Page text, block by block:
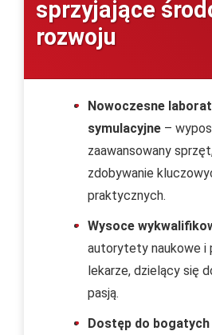
sprzyjające
rozwoju
Nowoczesne
symulacyjne –
zaawansowany
zdobywanie
praktycznych.
Wysoce
autorytety naukowe i
lekarze, dzielący się
pasją.
Dostęp do